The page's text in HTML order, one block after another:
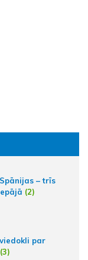
– trīs
(2)
par
(3)